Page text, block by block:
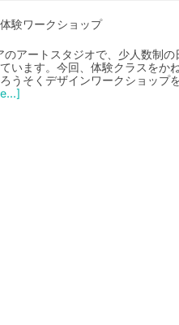
験ワークショップ
アートスタジオで、少人数制の
います。今回、体験クラスをか
うそくデザインワークショップ